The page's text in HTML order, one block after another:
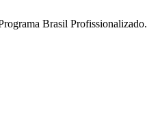
Brasil Profissionalizado.